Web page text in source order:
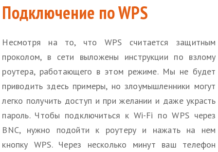
Подключение по WPS
Несмотря на то, что WPS считается защитным
проколом, в сети выложены инструкции по взлому
роутера, работающего в этом режиме. Мы не будет
приводить здесь примеры, но злоумышленники могут
легко получить доступ и при желании и даже украсть
пароль. Чтобы подключиться к Wi-Fi по WPS через
BNC, нужно подойти к роутеру и нажать на нем
кнопку WPS. Через несколько минут ваш телефон